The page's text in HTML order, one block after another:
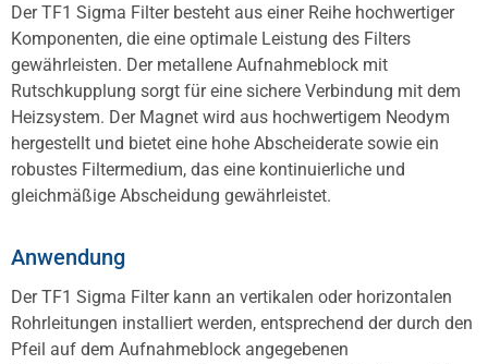
Der TF1 Sigma Filter besteht aus einer Reihe hochwertiger
Komponenten, die eine optimale Leistung des Filters
gewährleisten. Der metallene Aufnahmeblock mit
Rutschkupplung sorgt für eine sichere Verbindung mit dem
Heizsystem. Der Magnet wird aus hochwertigem Neodym
hergestellt und bietet eine hohe Abscheiderate sowie ein
robustes Filtermedium, das eine kontinuierliche und
gleichmäßige Abscheidung gewährleistet.
Anwendung
Der TF1 Sigma Filter kann an vertikalen oder horizontalen
Rohrleitungen installiert werden, entsprechend der durch den
Pfeil auf dem Aufnahmeblock angegebenen